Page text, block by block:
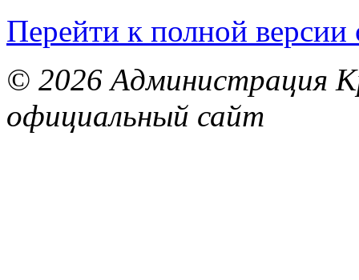
Перейти к полной версии
© 2026 Администрация
официальный сайт